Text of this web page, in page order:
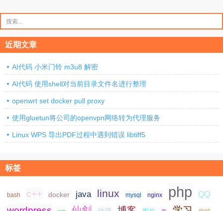
索：
近期文章
AI代码 小米门铃 m3u8 解密
AI代码 使用shell对当前目录文件名进行整理
openwrt set docker pull proxy
使用gluetun将公司的openvpn网络转为代理服务
Linux WPS 导出PDF过程中遇到错误 libtiff5
标签
bash c++ docker java linux mysql nginx php QQ